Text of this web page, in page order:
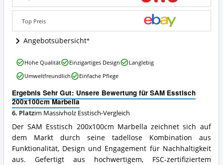
Wo
dieser
Massivholz
Esstisch
Top Preis
Angebotsübersicht
Ergebnis Sehr Gut: Unsere Bewertung für SAM Esstisch
200x100cm Marbella
6. Platzim Massivholz Esstisch-Vergleich
Der SAM Esstisch 200x100cm Marbella zeichnet sich auf
dem Markt durch seine tadellose Kombination aus
Funktionalität, Design und Engagement für Nachhaltigkeit
aus. Gefertigt aus hochwertigem, FSC-zertifiziertem
SAM
Esstisch
200x100cm
Vorteile:
Was
spricht
für
diesen
Massivholz
Esstisch?
Hohe Qualität Einzigartiges Design
Langlebig
Umweltfreundlich
Einfache Pflege